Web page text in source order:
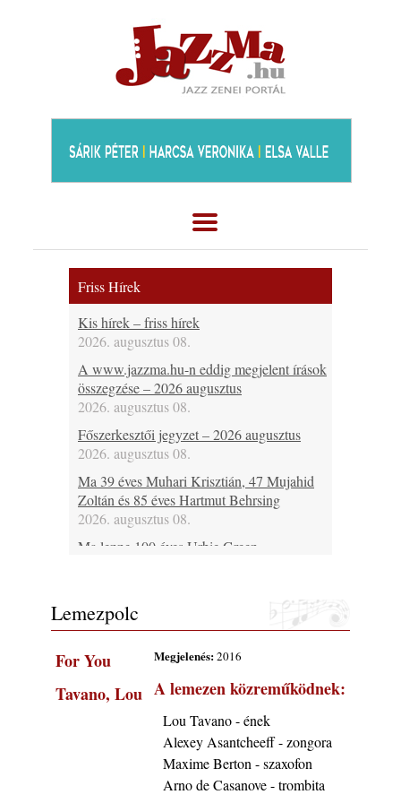
Friss Hírek
Kis hírek – friss hírek
2026. augusztus 08.
A www.jazzma.hu-n eddig megjelent írások
összegzése – 2026 augusztus
2026. augusztus 08.
Főszerkesztői jegyzet – 2026 augusztus
2026. augusztus 08.
Ma 39 éves Muhari Krisztián, 47 Mujahid
Zoltán és 85 éves Hartmut Behrsing
2026. augusztus 08.
Ma lenne 100 éves Urbie Green
2026. augusztus 08.
eseménye: augusztus közepén érkezik a
2026. augusztus 08.
2026-os jazzfesztiválok, amelyekről én is
tudok… 19. rész: XXXI. Szoboszlói
Dixieland Napok (Hajdúszoboszló – 2026.
augusztus 21-22-23.)
2026. augusztus 08.
Lemezpolc
Megjelenés:2016
A lemezen közreműködnek:
Lou Tavano - ének
Alexey Asantcheeff - zongora
Maxime Berton - szaxofon
Arno de Casanove - trombita
For You
Tavano, Lou